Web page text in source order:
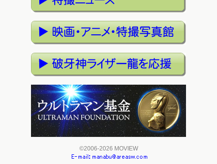
©2006-2026 MOVIEW